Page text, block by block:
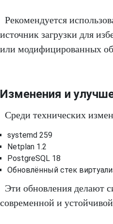
Рекомендуется
источник загрузки для
или модифицированных
Изменения и
Среди технических
systemd 259
Netplan 1.2
PostgreSQL 18
Обновлённый стек
Эти обновления делают
современной и